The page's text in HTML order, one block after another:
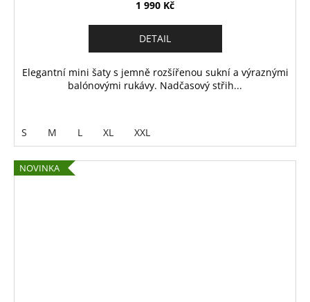
1 990 Kč
DETAIL
Elegantní mini šaty s jemně rozšířenou sukní a výraznými
balónovými rukávy. Nadčasový střih...
S M L XL XXL
NOVINKA